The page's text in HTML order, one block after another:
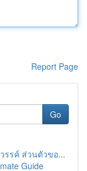
Report Page
Go
รรค์ ส่วนตัวขอ...
Guide